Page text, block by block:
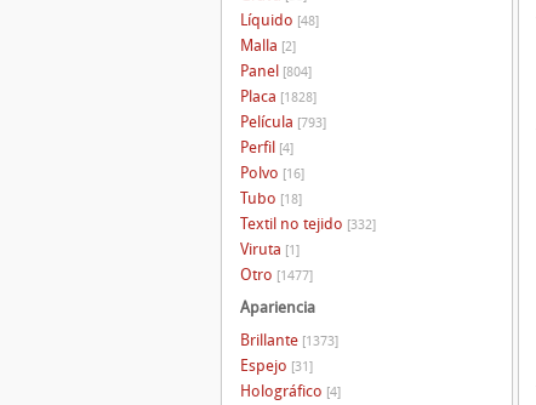
Líquido [48]
Malla [2]
Panel [804]
Placa [1828]
Película [793]
Perfil [4]
Polvo [16]
Tubo [18]
Textil no tejido [332]
Viruta [1]
Otro [1477]
Apariencia
Brillante [1373]
Espejo [31]
Holográfico [4]